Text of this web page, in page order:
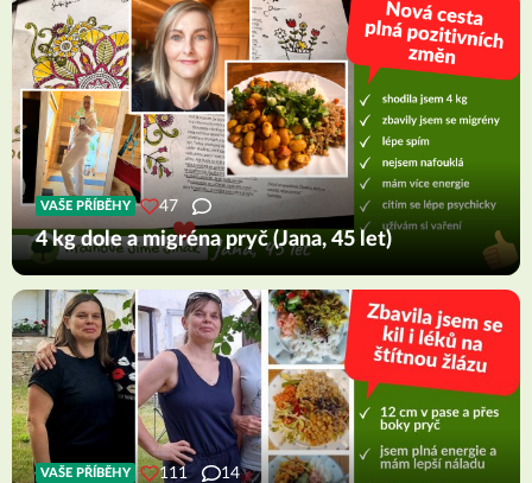
VAŠE PŘÍBĚHY 47
4 kg dole a migréna pryč (Jana, 45 let)
VAŠE PŘÍBĚHY 111 14